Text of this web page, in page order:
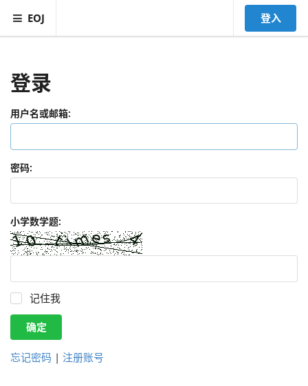
EOJ 登入
登录
用户名或邮箱:
密码:
小学数学题:
记住我
确定
忘记密码 | 注册账号